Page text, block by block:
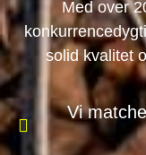
Med over
solid kvalitet
Vi